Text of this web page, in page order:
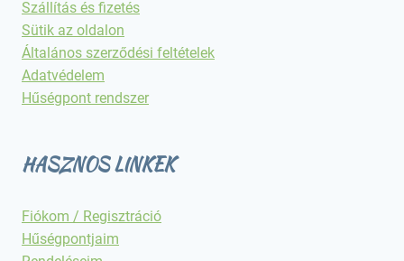
Szállítás és fizetés
Sütik az oldalon
Általános szerződési feltételek
Adatvédelem
Hűségpont rendszer
HASZNOS LINKEK
Fiókom / Regisztráció
Hűségpontjaim